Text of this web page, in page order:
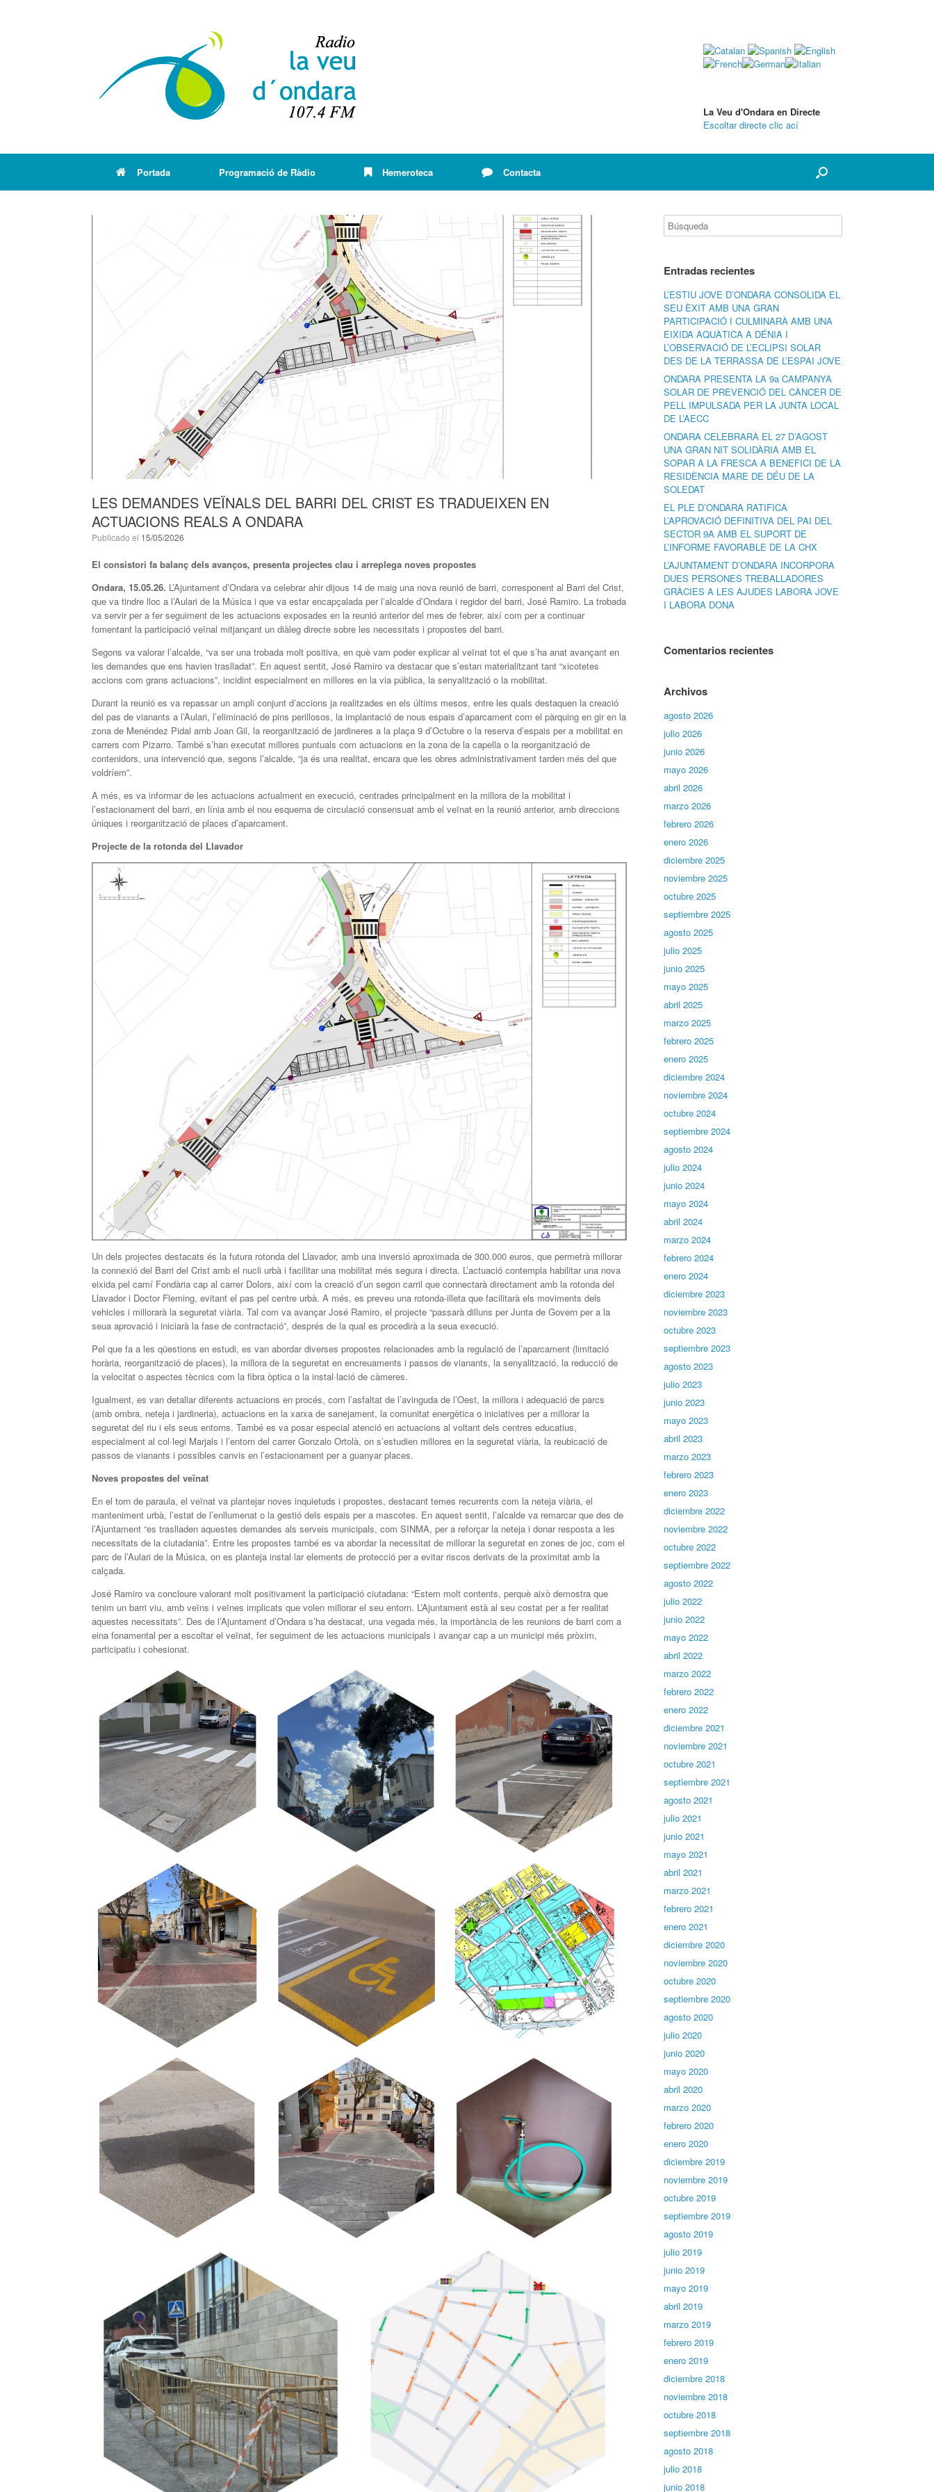
La Veu d'Ondara en Directe
Escoltar directe clic ací
Portada Programació de Ràdio Hemeroteca Contacta
LES DEMANDES VEÏNALS DEL BARRI DEL CRIST ES TRADUEIXEN EN
ACTUACIONS REALS A ONDARA
Publicado el 15/05/2026
El consistori fa balanç dels avanços, presenta projectes clau i arreplega noves propostes
Ondara, 15.05.26. L’Ajuntament d’Ondara va celebrar ahir dijous 14 de maig una nova reunió de barri, corresponent al Barri del Crist,
que va tindre lloc a l’Aulari de la Música i que va estar encapçalada per l’alcalde d’Ondara i regidor del barri, José Ramiro. La trobada
va servir per a fer seguiment de les actuacions exposades en la reunió anterior del mes de febrer, així com per a continuar
fomentant la participació veïnal mitjançant un diàleg directe sobre les necessitats i propostes del barri.
Segons va valorar l’alcalde, “va ser una trobada molt positiva, en què vam poder explicar al veïnat tot el que s’ha anat avançant en
les demandes que ens havien traslladat”. En aquest sentit, José Ramiro va destacar que s’estan materialitzant tant “xicotetes
accions com grans actuacions”, incidint especialment en millores en la via pública, la senyalització o la mobilitat.
Durant la reunió es va repassar un ampli conjunt d’accions ja realitzades en els últims mesos, entre les quals destaquen la creació
del pas de vianants a l’Aulari, l’eliminació de pins perillosos, la implantació de nous espais d’aparcament com el pàrquing en gir en la
zona de Menéndez Pidal amb Joan Gil, la reorganització de jardineres a la plaça 9 d’Octubre o la reserva d’espais per a mobilitat en
carrers com Pizarro. També s’han executat millores puntuals com actuacions en la zona de la capella o la reorganització de
contenidors, una intervenció que, segons l’alcalde, “ja és una realitat, encara que les obres administrativament tarden més del que
voldríem”.
A més, es va informar de les actuacions actualment en execució, centrades principalment en la millora de la mobilitat i
l’estacionament del barri, en línia amb el nou esquema de circulació consensuat amb el veïnat en la reunió anterior, amb direccions
úniques i reorganització de places d’aparcament.
Projecte de la rotonda del Llavador
Un dels projectes destacats és la futura rotonda del Llavador, amb una inversió aproximada de 300.000 euros, que permetrà millorar
la connexió del Barri del Crist amb el nucli urbà i facilitar una mobilitat més segura i directa. L’actuació contempla habilitar una nova
eixida pel camí Fondària cap al carrer Dolors, així com la creació d’un segon carril que connectarà directament amb la rotonda del
Llavador i Doctor Fleming, evitant el pas pel centre urbà. A més, es preveu una rotonda-illeta que facilitarà els moviments dels
vehicles i millorarà la seguretat viària. Tal com va avançar José Ramiro, el projecte “passarà dilluns per Junta de Govern per a la
seua aprovació i iniciarà la fase de contractació”, després de la qual es procedirà a la seua execució.
Pel que fa a les qüestions en estudi, es van abordar diverses propostes relacionades amb la regulació de l’aparcament (limitació
horària, reorganització de places), la millora de la seguretat en encreuaments i passos de vianants, la senyalització, la reducció de
la velocitat o aspectes tècnics com la fibra òptica o la instal·lació de càmeres.
Igualment, es van detallar diferents actuacions en procés, com l’asfaltat de l’avinguda de l’Oest, la millora i adequació de parcs
(amb ombra, neteja i jardineria), actuacions en la xarxa de sanejament, la comunitat energètica o iniciatives per a millorar la
seguretat del riu i els seus entorns. També es va posar especial atenció en actuacions al voltant dels centres educatius,
especialment al col·legi Marjals i l’entorn del carrer Gonzalo Ortolà, on s’estudien millores en la seguretat viària, la reubicació de
passos de vianants i possibles canvis en l’estacionament per a guanyar places.
Noves propostes del veïnat
En el torn de paraula, el veïnat va plantejar noves inquietuds i propostes, destacant temes recurrents com la neteja viària, el
manteniment urbà, l’estat de l’enllumenat o la gestió dels espais per a mascotes. En aquest sentit, l’alcalde va remarcar que des de
l’Ajuntament “es traslladen aquestes demandes als serveis municipals, com SINMA, per a reforçar la neteja i donar resposta a les
necessitats de la ciutadania”. Entre les propostes també es va abordar la necessitat de millorar la seguretat en zones de joc, com el
parc de l’Aulari de la Música, on es planteja instal·lar elements de protecció per a evitar riscos derivats de la proximitat amb la
calçada.
José Ramiro va concloure valorant molt positivament la participació ciutadana: “Estem molt contents, perquè això demostra que
tenim un barri viu, amb veïns i veïnes implicats que volen millorar el seu entorn. L’Ajuntament està al seu costat per a fer realitat
aquestes necessitats”. Des de l’Ajuntament d’Ondara s’ha destacat, una vegada més, la importància de les reunions de barri com a
eina fonamental per a escoltar el veïnat, fer seguiment de les actuacions municipals i avançar cap a un municipi més pròxim,
participatiu i cohesionat.
Entradas recientes
L’ESTIU JOVE D’ONDARA CONSOLIDA EL
SEU ÈXIT AMB UNA GRAN
PARTICIPACIÓ I CULMINARÀ AMB UNA
EIXIDA AQUÀTICA A DÉNIA I
L’OBSERVACIÓ DE L’ECLIPSI SOLAR
DES DE LA TERRASSA DE L’ESPAI JOVE
ONDARA PRESENTA LA 9a CAMPANYA
SOLAR DE PREVENCIÓ DEL CÀNCER DE
PELL IMPULSADA PER LA JUNTA LOCAL
DE L’AECC
ONDARA CELEBRARÀ EL 27 D’AGOST
UNA GRAN NIT SOLIDÀRIA AMB EL
SOPAR A LA FRESCA A BENEFICI DE LA
RESIDÈNCIA MARE DE DÉU DE LA
SOLEDAT
EL PLE D’ONDARA RATIFICA
L’APROVACIÓ DEFINITIVA DEL PAI DEL
SECTOR 9A AMB EL SUPORT DE
L’INFORME FAVORABLE DE LA CHX
L’AJUNTAMENT D’ONDARA INCORPORA
DUES PERSONES TREBALLADORES
GRÀCIES A LES AJUDES LABORA JOVE
I LABORA DONA
Comentarios recientes
Archivos
agosto 2026
julio 2026
junio 2026
mayo 2026
abril 2026
marzo 2026
febrero 2026
enero 2026
diciembre 2025
noviembre 2025
octubre 2025
septiembre 2025
agosto 2025
julio 2025
junio 2025
mayo 2025
abril 2025
marzo 2025
febrero 2025
enero 2025
diciembre 2024
noviembre 2024
octubre 2024
septiembre 2024
agosto 2024
julio 2024
junio 2024
mayo 2024
abril 2024
marzo 2024
febrero 2024
enero 2024
diciembre 2023
noviembre 2023
octubre 2023
septiembre 2023
agosto 2023
julio 2023
junio 2023
mayo 2023
abril 2023
marzo 2023
febrero 2023
enero 2023
diciembre 2022
noviembre 2022
octubre 2022
septiembre 2022
agosto 2022
julio 2022
junio 2022
mayo 2022
abril 2022
marzo 2022
febrero 2022
enero 2022
diciembre 2021
noviembre 2021
octubre 2021
septiembre 2021
agosto 2021
julio 2021
junio 2021
mayo 2021
abril 2021
marzo 2021
febrero 2021
enero 2021
diciembre 2020
noviembre 2020
octubre 2020
septiembre 2020
agosto 2020
julio 2020
junio 2020
mayo 2020
abril 2020
marzo 2020
febrero 2020
enero 2020
diciembre 2019
noviembre 2019
octubre 2019
septiembre 2019
agosto 2019
julio 2019
junio 2019
mayo 2019
abril 2019
marzo 2019
febrero 2019
enero 2019
diciembre 2018
noviembre 2018
octubre 2018
septiembre 2018
agosto 2018
julio 2018
junio 2018